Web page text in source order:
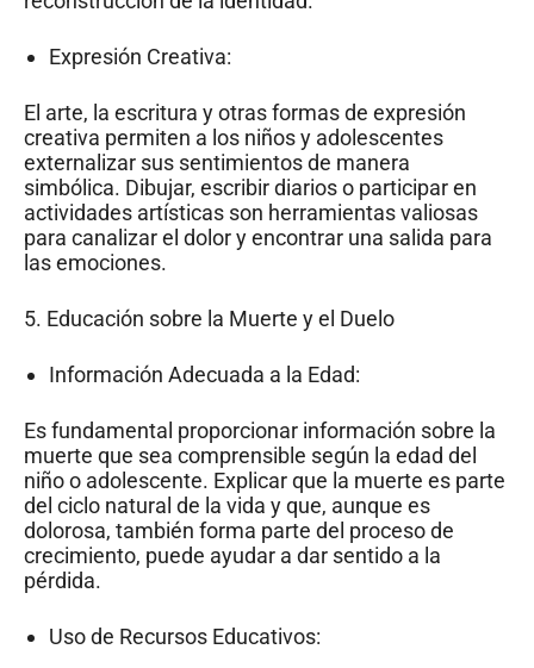
Expresión Creativa:
El arte, la escritura y otras formas de expresión
creativa permiten a los niños y adolescentes
externalizar sus sentimientos de manera
simbólica. Dibujar, escribir diarios o participar en
actividades artísticas son herramientas valiosas
para canalizar el dolor y encontrar una salida para
las emociones.
5. Educación sobre la Muerte y el Duelo
Información Adecuada a la Edad:
Es fundamental proporcionar información sobre la
muerte que sea comprensible según la edad del
niño o adolescente. Explicar que la muerte es parte
del ciclo natural de la vida y que, aunque es
dolorosa, también forma parte del proceso de
crecimiento, puede ayudar a dar sentido a la
pérdida.
Uso de Recursos Educativos: